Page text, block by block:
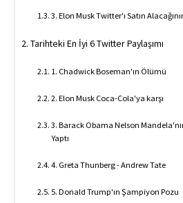
3. Elon Musk Twitter'ı Satın
Tarihteki En İyi 6 Twitter Paylaşımı
1. Chadwick Boseman'ın Ölümü
2. Elon Musk Coca-Cola'ya karşı
3. Barack Obama Nelson
Yaptı
4. Greta Thunberg - Andrew Tate
5. Donald Trump'ın Şampiyon Pozu